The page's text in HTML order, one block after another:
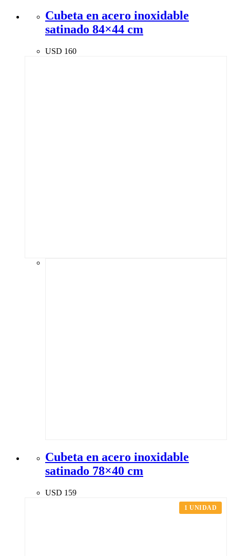
Cubeta en acero inoxidable
satinado 84×44 cm
USD 160
Cubeta en acero inoxidable
satinado 78×40 cm
USD 159
1 UNIDAD